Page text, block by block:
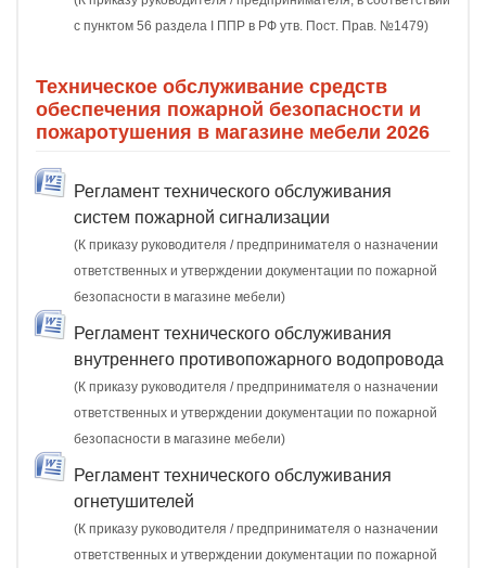
с пунктом 56 раздела I ППР в РФ утв. Пост. Прав. №1479)
Техническое обслуживание средств
обеспечения пожарной безопасности и
пожаротушения в магазине мебели 2026
Регламент технического обслуживания
систем пожарной сигнализации
(К приказу руководителя / предпринимателя о назначении
ответственных и утверждении документации по пожарной
безопасности в магазине мебели)
Регламент технического обслуживания
внутреннего противопожарного водопровода
(К приказу руководителя / предпринимателя о назначении
ответственных и утверждении документации по пожарной
безопасности в магазине мебели)
Регламент технического обслуживания
огнетушителей
(К приказу руководителя / предпринимателя о назначении
ответственных и утверждении документации по пожарной